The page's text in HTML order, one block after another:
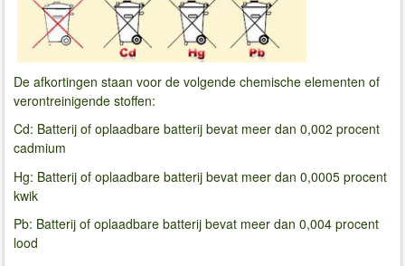
De afkortingen staan ​​voor de volgende chemische elementen of
verontreinigende stoffen:
Cd: Batterij of oplaadbare batterij bevat meer dan 0,002 procent
cadmium
Hg: Batterij of oplaadbare batterij bevat meer dan 0,0005 procent
kwik
Pb: Batterij of oplaadbare batterij bevat meer dan 0,004 procent
lood